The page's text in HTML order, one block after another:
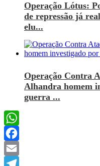
Operação Lótus:
de repressão já
elu...
Operação Contra
Alhandra homem
guerra ...
WhatsApp
Facebook
Email